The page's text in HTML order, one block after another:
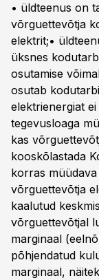
• üldteenus on
võrguettevõtja
elektrit;•
üksnes
osutamise
osutab
elektrienergiat
tegevusloaga
kas
kooskõlastada
korras
võrguettevõtja
kaalutud
võrguettevõtjal
marginaal
põhjendatud
marginaal,